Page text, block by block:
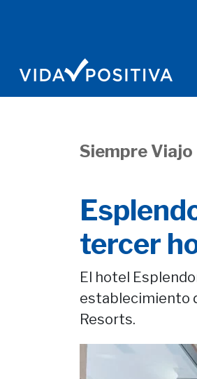
Siempre Viajo
tercer
El hotel
establecimiento
Resorts.